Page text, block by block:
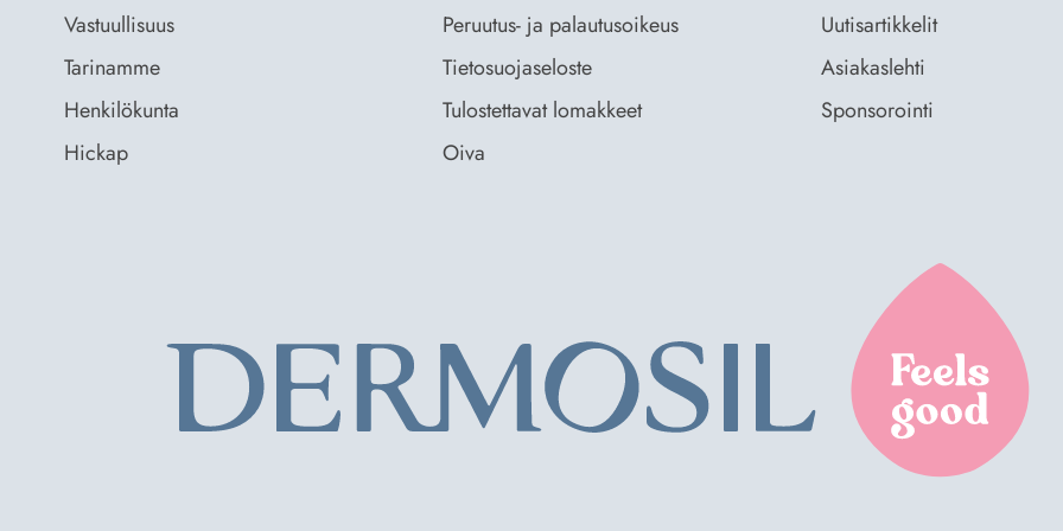
Vastuullisuus
Tarinamme
Henkilökunta
Hickap
Peruutus- ja palautusoikeus
Tietosuojaseloste
Tulostettavat lomakkeet
Oiva
Uutisartikkelit
Asiakaslehti
Sponsorointi